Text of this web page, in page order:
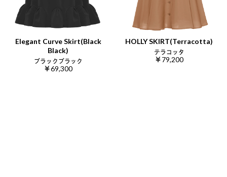
Elegant Curve Skirt(Black
Black)
ブラックブラック
￥69,300
HOLLY SKIRT(Terracotta)
テラコッタ
￥79,200